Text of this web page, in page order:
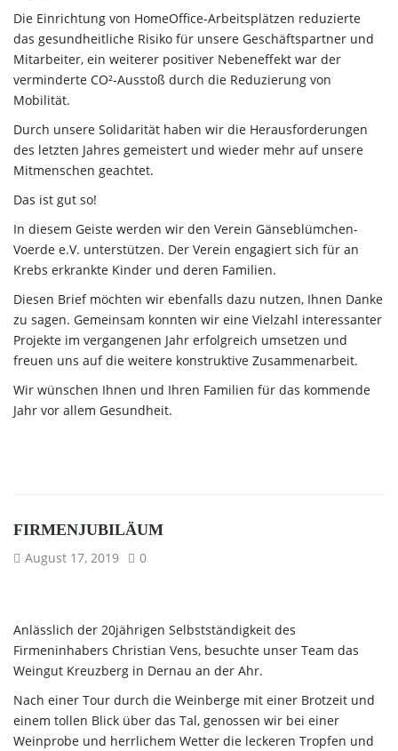
Die Einrichtung von HomeOffice-Arbeitsplätzen reduzierte
das gesundheitliche Risiko für unsere Geschäftspartner und
Mitarbeiter, ein weiterer positiver Nebeneffekt war der
verminderte CO²-Ausstoß durch die Reduzierung von
Mobilität.
Durch unsere Solidarität haben wir die Herausforderungen
des letzten Jahres gemeistert und wieder mehr auf unsere
Mitmenschen geachtet.
Das ist gut so!
In diesem Geiste werden wir den Verein Gänseblümchen-
Voerde e.V. unterstützen. Der Verein engagiert sich für an
Krebs erkrankte Kinder und deren Familien.
Diesen Brief möchten wir ebenfalls dazu nutzen, Ihnen Danke
zu sagen. Gemeinsam konnten wir eine Vielzahl interessanter
Projekte im vergangenen Jahr erfolgreich umsetzen und
freuen uns auf die weitere konstruktive Zusammenarbeit.
Wir wünschen Ihnen und Ihren Familien für das kommende
Jahr vor allem Gesundheit.
FIRMENJUBILÄUM
August 17, 2019 0
Anlässlich der 20jährigen Selbstständigkeit des
Firmeninhabers Christian Vens, besuchte unser Team das
Weingut Kreuzberg in Dernau an der Ahr.
Nach einer Tour durch die Weinberge mit einer Brotzeit und
einem tollen Blick über das Tal, genossen wir bei einer
Weinprobe und herrlichem Wetter die leckeren Tropfen und